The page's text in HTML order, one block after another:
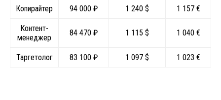
Копирайтер 94 000 ₽ 1 240 $ 1 157 €
Контент-
менеджер
84 470 ₽ 1 115 $ 1 040 €
Таргетолог 83 100 ₽ 1 097 $ 1 023 €